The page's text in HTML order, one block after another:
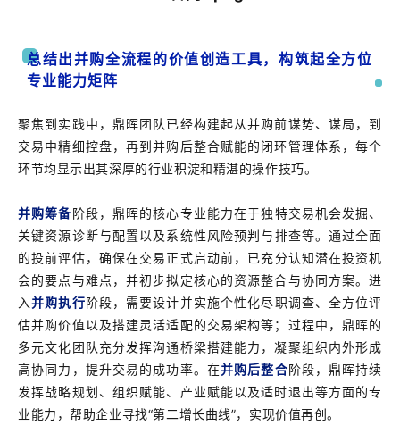
总结出并购全流程的价值创造工具，构筑起全方位
专业能力矩阵
聚焦到实践中，鼎晖团队已经构建起从并购前谋势、谋局，到
交易中精细控盘，再到并购后整合赋能的闭环管理体系，每个
环节均显示出其深厚的行业积淀和精湛的操作技巧。
并购筹备阶段，鼎晖的核心专业能力在于独特交易机会发掘、
关键资源诊断与配置以及系统性风险预判与排查等。通过全面
的投前评估，确保在交易正式启动前，已充分认知潜在投资机
会的要点与难点，并初步拟定核心的资源整合与协同方案。进
入并购执行阶段，需要设计并实施个性化尽职调查、全方位评
估并购价值以及搭建灵活适配的交易架构等；过程中，鼎晖的
多元文化团队充分发挥沟通桥梁搭建能力，凝聚组织内外形成
高协同力，提升交易的成功率。在并购后整合阶段，鼎晖持续
发挥战略规划、组织赋能、产业赋能以及适时退出等方面的专
业能力，帮助企业寻找“第二增长曲线”，实现价值再创。